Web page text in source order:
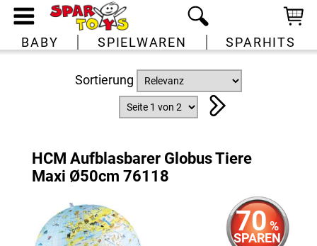
BABY SPIELWAREN SPARHITS
Sortierung
HCM Aufblasbarer Globus Tiere
Maxi Ø50cm 76118
70 %
SPAREN